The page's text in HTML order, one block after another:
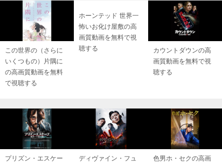
この世界の（さらに
いくつもの）片隅に
の高画質動画を無料
で視聴する
ホーンテッド 世界一
怖いお化け屋敷の高
画質動画を無料で視
聴する
カウントダウンの高
画質動画を無料で視
聴する
プリズン・エスケー
ディヴァイン・フュ
色男ホ・セクの高画